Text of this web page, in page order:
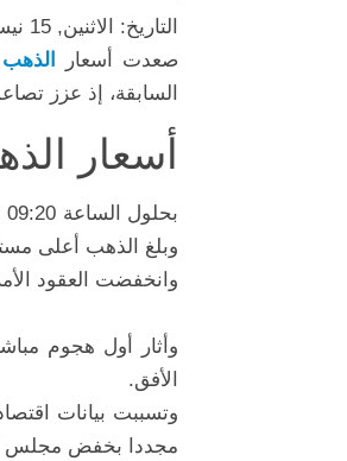
التاريخ: الاثنين, 15 نيسان 2024
صعدت
أسعار الذهب
السابقة، إذ عزز
أسعار
بحلول الساعة 09:20 بتوقيت إسطنبول سجل
وبلغ الذهب أعلى مستوياته على
وانخفضت العقود الأمريكية الآجلة
وأثار أول هجوم
الأفق.
وتسببت بيانات
مجددا بخفض مجلس